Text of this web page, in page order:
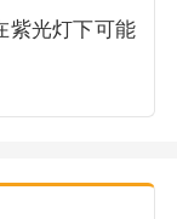
紫光灯下可能